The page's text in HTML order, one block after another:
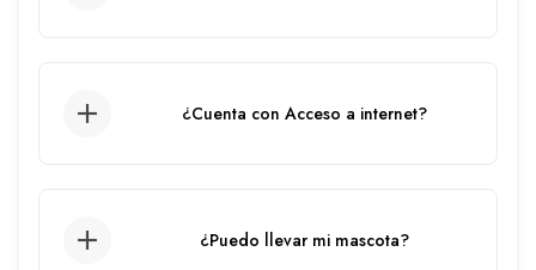
¿Cuenta con Acceso a internet?
¿Puedo llevar mi mascota?